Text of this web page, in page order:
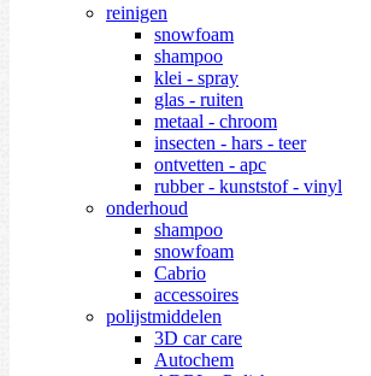
reinigen
snowfoam
shampoo
klei - spray
glas - ruiten
metaal - chroom
insecten - hars - teer
ontvetten - apc
rubber - kunststof - vinyl
onderhoud
shampoo
snowfoam
Cabrio
accessoires
polijstmiddelen
3D car care
Autochem